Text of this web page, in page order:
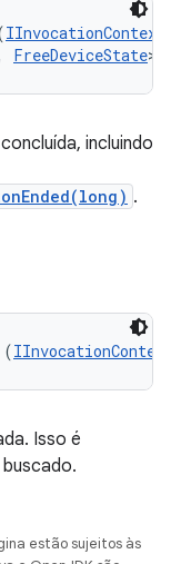
IInvocationContext
FreeDeviceState>
incluindo
.
(
Isso é
estão sujeitos às